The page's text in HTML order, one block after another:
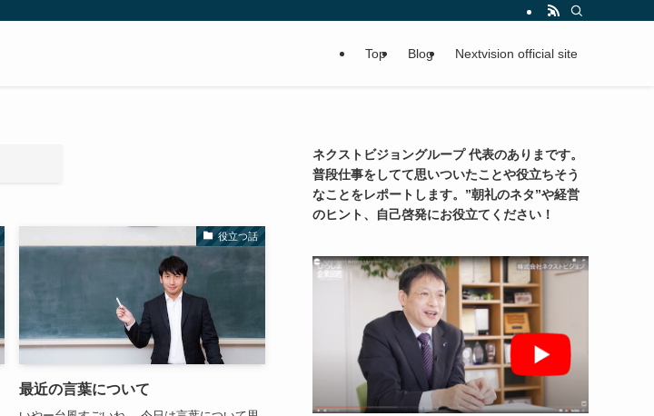
Top Blog Nextvision official site
役立つ話
最近の言葉について
ネクストビジョングループ 代表のありまです。
普段仕事をしてて思いついたことや役立ちそう
なことをレポートします。”朝礼のネタ”や経営
のヒント、自己啓発にお役立てください！